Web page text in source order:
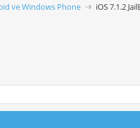
ve Windows Phone iOS 7.1.2